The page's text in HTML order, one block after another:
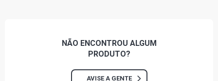
NÃO ENCONTROU ALGUM
PRODUTO?
AVISE A GENTE